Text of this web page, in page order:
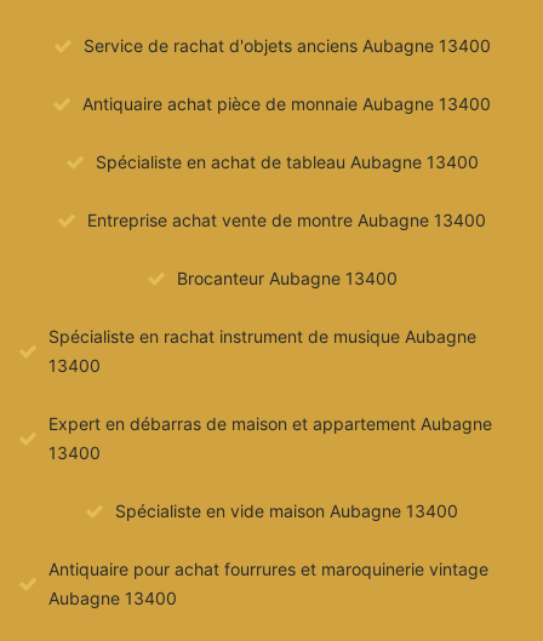
Service de rachat d'objets anciens Aubagne 13400
Antiquaire achat pièce de monnaie Aubagne 13400
Spécialiste en achat de tableau Aubagne 13400
Entreprise achat vente de montre Aubagne 13400
Brocanteur Aubagne 13400
Spécialiste en rachat instrument de musique Aubagne
13400
Expert en débarras de maison et appartement Aubagne
13400
Spécialiste en vide maison Aubagne 13400
Antiquaire pour achat fourrures et maroquinerie vintage
Aubagne 13400